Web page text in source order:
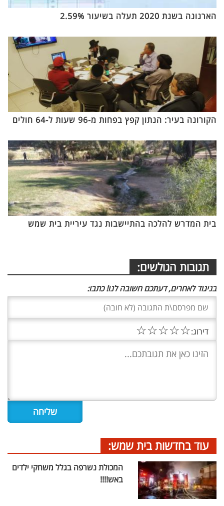
הארנונה בשנת 2020 תעלה בשיעור 2.59%
הקורונה בעיר: הנתון קפץ בפחות מ-96 שעות ל-64 חולים
בית המדרש להלכה בהתיישבות נגד עיריית בית שמש
תגובות הגולשים:
בניגוד לאחרים, דעתכם חשובה לנו! כתבו:
דירוג:☆
☆
☆
☆
☆
עוד בחדשות בית שמש:
המכולת נשרפה בגלל משחקי ילדים
באש!!!!